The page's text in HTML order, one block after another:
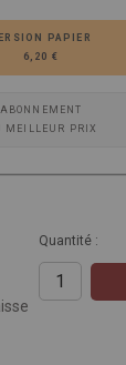
PAPIER
6,20 €
ABONNEMENT
MEILLEUR PRIX
Quantité :